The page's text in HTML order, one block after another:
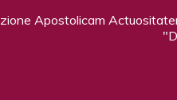
Apostolicam